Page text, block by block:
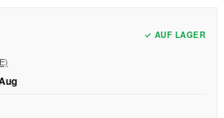
✓ AUF LAGER